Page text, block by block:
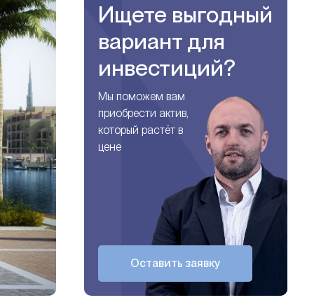
Ищете выгодный
вариант для
инвестиций?
Мы поможем вам
приобрести актив,
который растёт в
цене
Оставить заявку